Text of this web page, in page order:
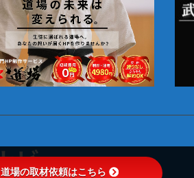
ビ
道場の取材依頼はこちら